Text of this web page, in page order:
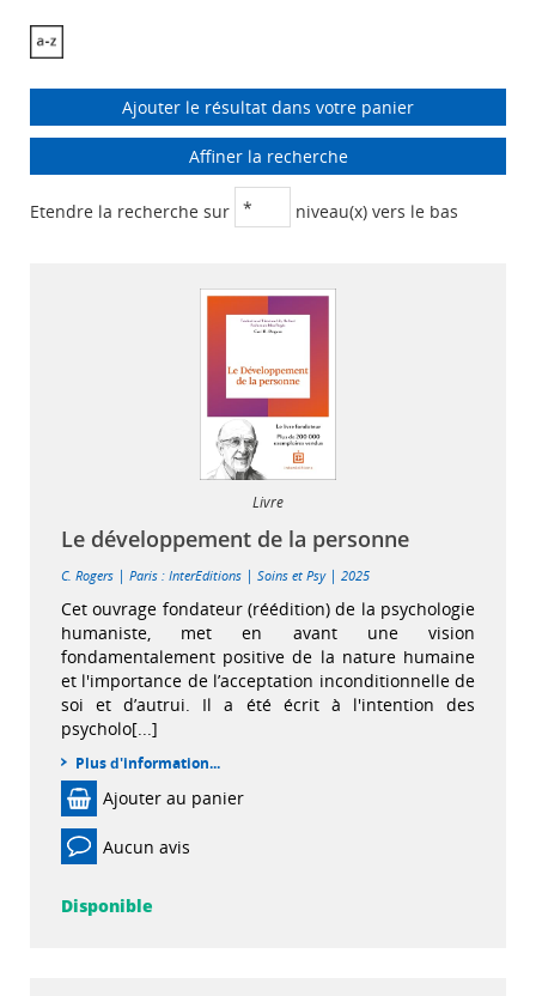
Ajouter le résultat dans votre panier
Affiner la recherche
Etendre la recherche sur niveau(x) vers le bas
Livre
Le développement de la personne
C. Rogers | Paris : InterEditions | Soins et Psy| 2025
Cet ouvrage fondateur (réédition) de la psychologie
humaniste, met en avant une vision
fondamentalement positive de la nature humaine
et l'importance de l’acceptation inconditionnelle de
soi et d’autrui. Il a été écrit à l'intention des
psycholo[...]
Plus d'information...
Ajouter au panier
Aucun avis
Disponible